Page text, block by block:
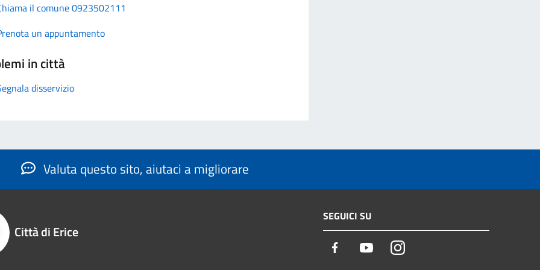
il comune 0923502111
un appuntamento
in città
disservizio
Valuta questo sito, aiutaci a migliorare
Città di Erice
SEGUICI SU
Facebook YoutubeInstagram